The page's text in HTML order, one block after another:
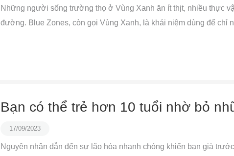
Những người sống trường thọ ở Vùng Xanh ăn ít thịt, nhiều thực
đường. Blue Zones, còn gọi Vùng Xanh, là khái niệm dùng để chỉ
Bạn có thể trẻ hơn 10 tuổi nhờ bỏ
17/09/2023
Nguyên nhân dẫn đến sự lão hóa nhanh chóng khiến bạn già